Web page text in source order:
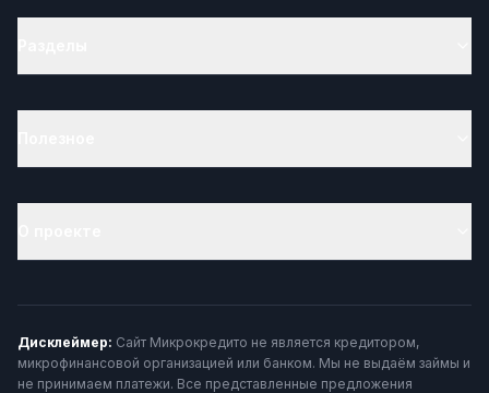
Дисклеймер: Сайт Микрокредито не является кредитором,
микрофинансовой организацией или банком. Мы не выдаём займы и
не принимаем платежи. Все представленные предложения